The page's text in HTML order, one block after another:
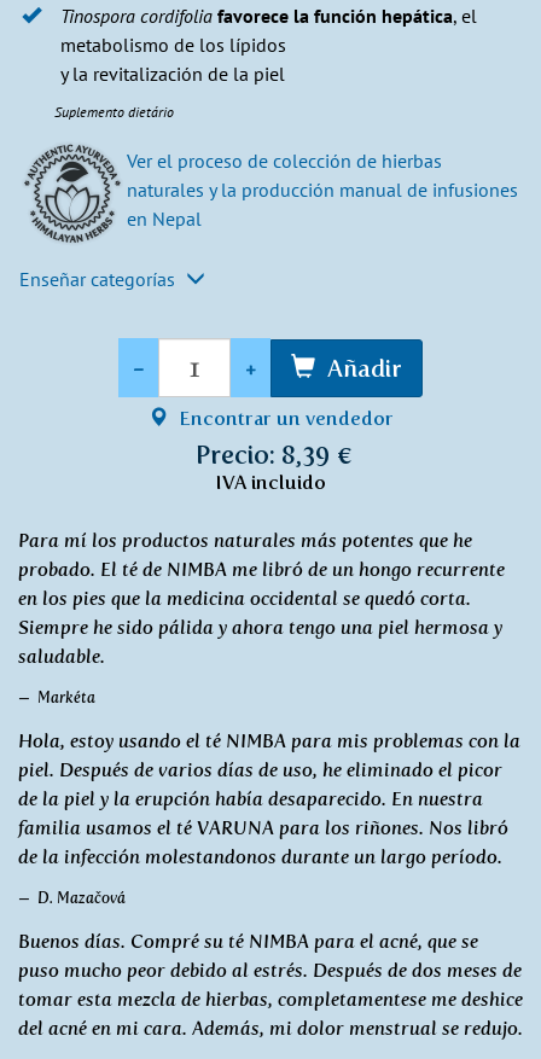
Tinospora cordifolia favorece la función hepática, el
metabolismo de los lípidos
y la revitalización de la piel
Suplemento dietário
Ver el proceso de colección de hierbas
naturales y la producción manual de infusiones
en Nepal​
Enseñar categorías
- + Añadir
Encontrar un vendedor
Precio: 8,39 €
IVA incluido
Para mí los productos naturales más potentes que he
probado. El té de NIMBA me libró de un hongo recurrente
en los pies que la medicina occidental se quedó corta.
Siempre he sido pálida y ahora tengo una piel hermosa y
saludable.
Markéta
Hola, estoy usando el té NIMBA para mis problemas con la
piel. Después de varios días de uso, he eliminado el picor
de la piel y la erupción había desaparecido. En nuestra
familia usamos el té VARUNA para los riñones. Nos libró
de la infección molestandonos durante un largo período.
D. Mazačová
Buenos días. Compré su té NIMBA para el acné, que se
puso mucho peor debido al estrés. Después de dos meses de
tomar esta mezcla de hierbas, completamentese me deshice
del acné en mi cara. Además, mi dolor menstrual se redujo.